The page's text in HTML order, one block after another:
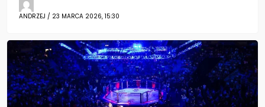
ANDRZEJ / 23 MARCA 2026, 15:30